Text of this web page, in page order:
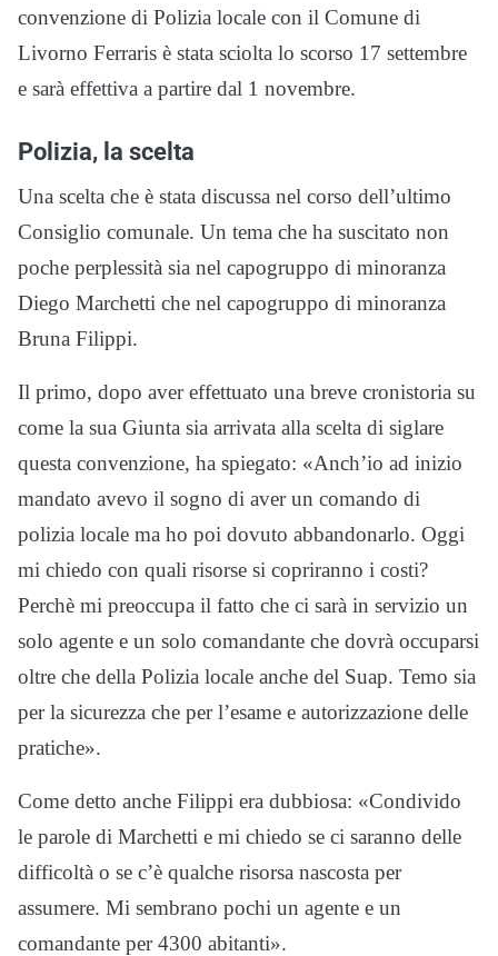
convenzione di Polizia locale con il Comune di
Livorno Ferraris è stata sciolta lo scorso 17 settembre
e sarà effettiva a partire dal 1 novembre.
Polizia, la scelta
Una scelta che è stata discussa nel corso dell’ultimo
Consiglio comunale. Un tema che ha suscitato non
poche perplessità sia nel capogruppo di minoranza
Diego Marchetti che nel capogruppo di minoranza
Bruna Filippi.
Il primo, dopo aver effettuato una breve cronistoria su
come la sua Giunta sia arrivata alla scelta di siglare
questa convenzione, ha spiegato: «Anch’io ad inizio
mandato avevo il sogno di aver un comando di
polizia locale ma ho poi dovuto abbandonarlo. Oggi
mi chiedo con quali risorse si copriranno i costi?
Perchè mi preoccupa il fatto che ci sarà in servizio un
solo agente e un solo comandante che dovrà occuparsi
oltre che della Polizia locale anche del Suap. Temo sia
per la sicurezza che per l’esame e autorizzazione delle
pratiche».
Come detto anche Filippi era dubbiosa: «Condivido
le parole di Marchetti e mi chiedo se ci saranno delle
difficoltà o se c’è qualche risorsa nascosta per
assumere. Mi sembrano pochi un agente e un
comandante per 4300 abitanti».